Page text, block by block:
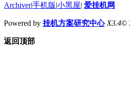
Archiver|手机版|小黑屋| 爱挂机网
Powered by 挂机方案研究中心 X3.4©
返回顶部